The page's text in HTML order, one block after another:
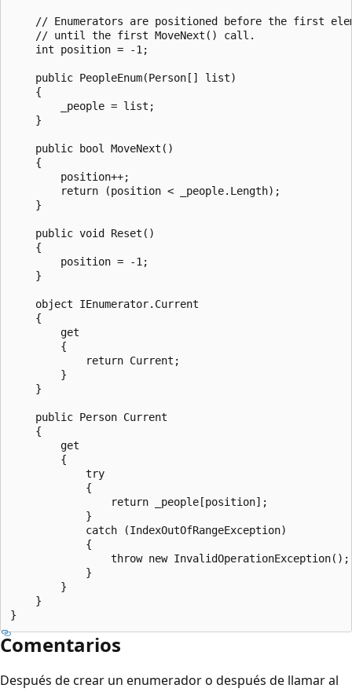
// Enumerators are positioned before the first
    // until the first MoveNext() call.
    int position = -1;
    public PeopleEnum(Person[] list)
    {
        _people = list;
    }
    public bool MoveNext()
    {
        position++;
        return (position < _people.Length);
    }
    public void Reset()
    {
        position = -1;
    }
    object IEnumerator.Current
    {
        get
        {
            return Current;
        }
    }
    public Person Current
    {
        get
        {
            try
            {
                return _people[position];
            }
            catch (IndexOutOfRangeException)
            {
                throw new InvalidOperationException();
            }
        }
    }
Comentarios
Después de crear un enumerador o después de llamar al